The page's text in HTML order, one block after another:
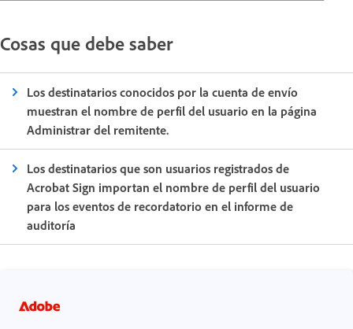
Cosas que debe saber
Los destinatarios conocidos por la cuenta de envío
muestran el nombre de perfil del usuario en la página
Administrar del remitente.
Los destinatarios que son usuarios registrados de
Acrobat Sign importan el nombre de perfil del usuario
para los eventos de recordatorio en el informe de
auditoría